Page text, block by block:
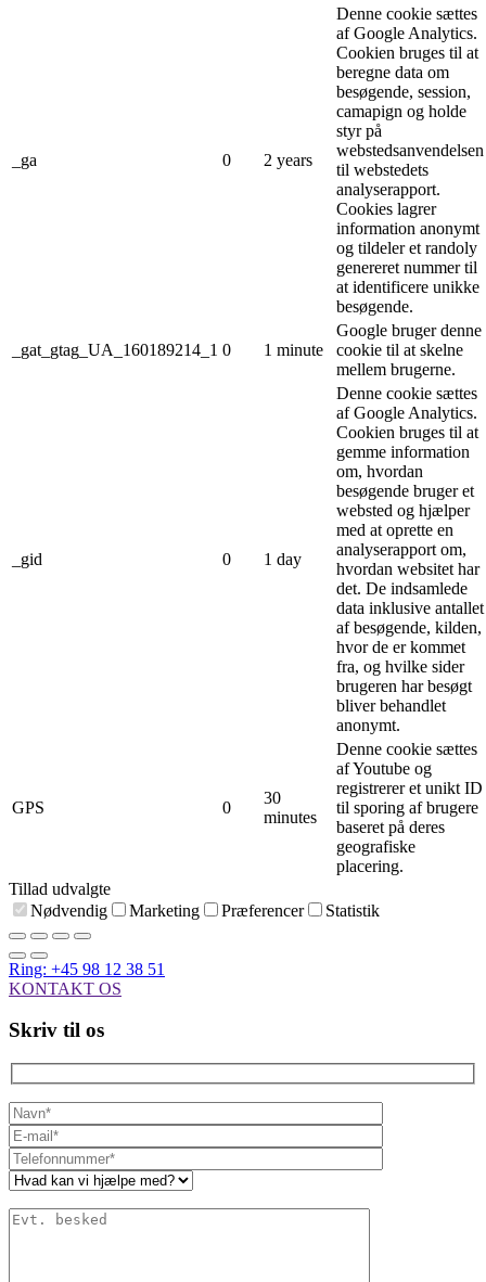
_ga 0 2 years
Denne cookie sættes
af Google Analytics.
Cookien bruges til at
beregne data om
besøgende, session,
camapign og holde
styr på
webstedsanvendelsen
til webstedets
analyserapport.
Cookies lagrer
information anonymt
og tildeler et randoly
genereret nummer til
at identificere unikke
besøgende.
_gat_gtag_UA_160189214_1 0 1 minute
Google bruger denne
cookie til at skelne
mellem brugerne.
_gid 0 1 day
Denne cookie sættes
af Google Analytics.
Cookien bruges til at
gemme information
om, hvordan
besøgende bruger et
websted og hjælper
med at oprette en
analyserapport om,
hvordan websitet har
det. De indsamlede
data inklusive antallet
af besøgende, kilden,
hvor de er kommet
fra, og hvilke sider
brugeren har besøgt
bliver behandlet
anonymt.
GPS 0
30
minutes
Denne cookie sættes
af Youtube og
registrerer et unikt ID
til sporing af brugere
baseret på deres
geografiske
placering.
Tillad udvalgte
Nødvendig
Marketing Præferencer Statistik
Ring: +45 98 12 38 51
KONTAKT OS
Skriv til os